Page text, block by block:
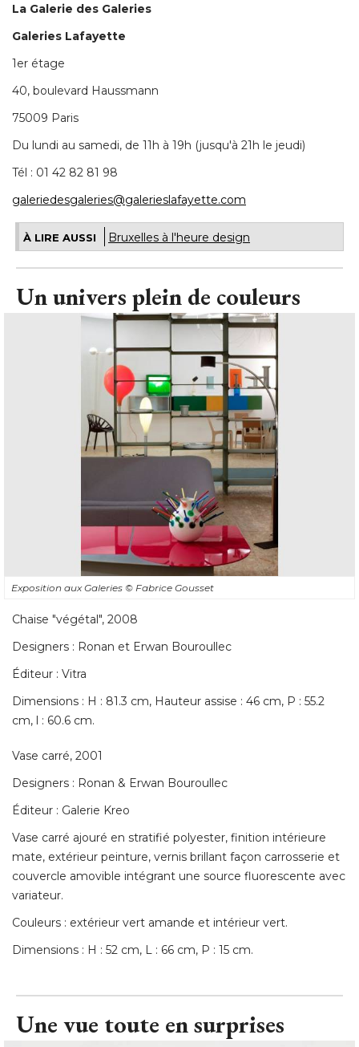
La Galerie des Galeries
Galeries Lafayette
1er étage
40, boulevard Haussmann
75009 Paris
Du lundi au samedi, de 11h à 19h (jusqu'à 21h le jeudi)
Tél : 01 42 82 81 98
galeriedesgaleries@galerieslafayette.com
À LIRE AUSSI Bruxelles à l'heure design
Un univers plein de couleurs
Exposition aux Galeries © Fabrice Gousset
Chaise "végétal", 2008
Designers : Ronan et Erwan Bouroullec
Éditeur : Vitra
Dimensions : H : 81.3 cm, Hauteur assise : 46 cm, P : 55.2
cm, l : 60.6 cm.
Vase carré, 2001
Designers : Ronan & Erwan Bouroullec
Éditeur : Galerie Kreo
Vase carré ajouré en stratifié polyester, finition intérieure
mate, extérieur peinture, vernis brillant façon carrosserie et
couvercle amovible intégrant une source fluorescente avec
variateur.
Couleurs : extérieur vert amande et intérieur vert.
Dimensions : H : 52 cm, L : 66 cm, P : 15 cm.
Une vue toute en surprises